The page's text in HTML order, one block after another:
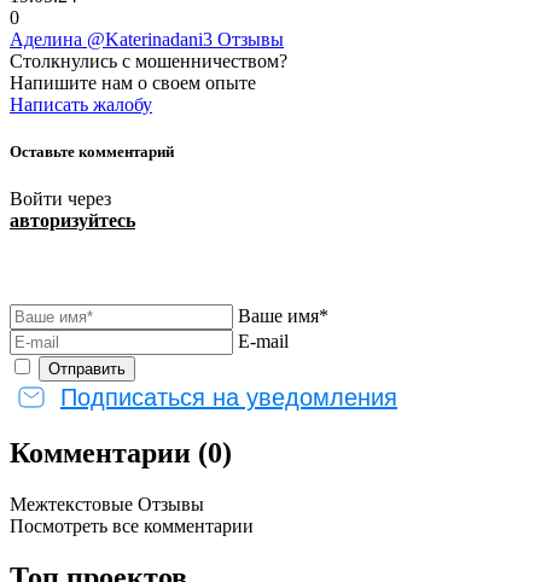
0
Аделина @Katerinadani3 Отзывы
Столкнулись с мошенничеством?
Напишите нам о своем опыте
Написать жалобу
Оставьте комментарий
Войти через
авторизуйтесь
Ваше имя*
E-mail
Подписаться на уведомления
Комментарии (0)
Межтекстовые Отзывы
Посмотреть все комментарии